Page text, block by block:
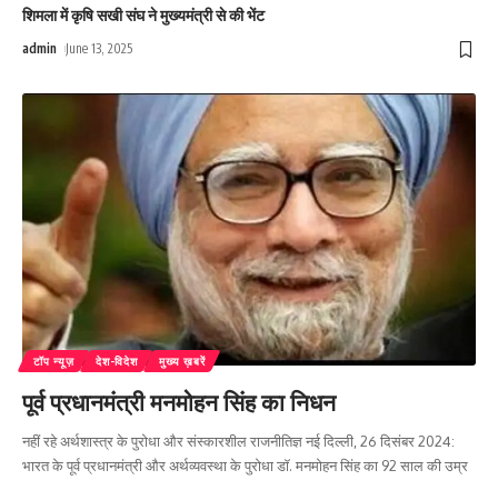
शिमला में कृषि सखी संघ ने मुख्यमंत्री से की भेंट
admin June 13, 2025
टॉप न्यूज़ देश-विदेश मुख्य ख़बरें
पूर्व प्रधानमंत्री मनमोहन सिंह का निधन
नहीं रहे अर्थशास्त्र के पुरोधा और संस्कारशील राजनीतिज्ञ नई दिल्ली, 26 दिसंबर 2024:
भारत के पूर्व प्रधानमंत्री और अर्थव्यवस्था के पुरोधा डॉ. मनमोहन सिंह का 92 साल की उम्र